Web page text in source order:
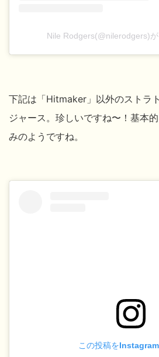
Nile Rodgers(@nilerodgers)
下記は「Hitmaker」以外のストラ
ジャース。珍しいですね〜！基本
みのようですね。
この投稿を